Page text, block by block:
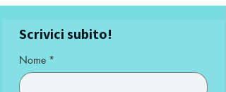
Scrivici subito!
Nome *